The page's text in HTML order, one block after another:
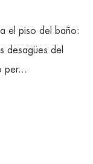
el piso del baño:
desagües del
per...